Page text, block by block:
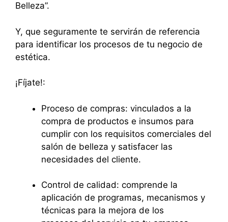
Belleza”.
Y, que seguramente te servirán de referencia
para identificar los procesos de tu negocio de
estética.
¡Fíjate!:
Proceso de compras: vinculados a la
compra de productos e insumos para
cumplir con los requisitos comerciales del
salón de belleza y satisfacer las
necesidades del cliente.
Control de calidad: comprende la
aplicación de programas, mecanismos y
técnicas para la mejora de los